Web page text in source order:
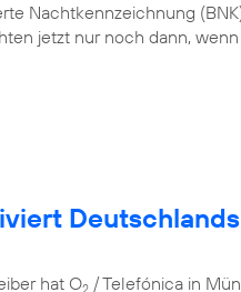
Nachtkennzeichnung
jetzt nur noch dann,
hat O2 / Telefónica in